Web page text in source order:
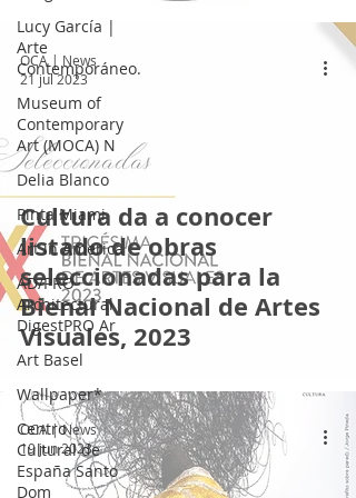
Lucy García |
Arte
Contemporáneo.
Museum of
Contemporary
Art (MOCA) N
Delia Blanco
Pinta Miami
Art in America
AD/PRO
Architectural
DigestPRO Ar
Art Basel
Wallpaper*
Centro
Cultural de
España Santo
Dom
Cultura da a conocer
listado de obras
seleccionadas para la
Bienal Nacional de Artes
Visuales, 2023
OCA | News
21 jul 2023
OCA | News
19 jun 2023